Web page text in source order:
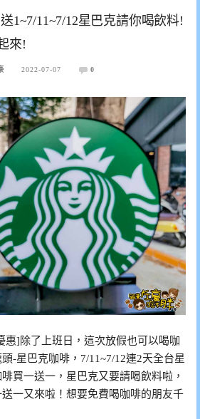
1~7/11~7/12星巴克請你喝飲料!
來!
2022-07-07 0
惠]除了上班日，這次放假也可以喝咖
-星巴克咖啡，7/11~7/12連2天全台星
買一送一，星巴克又要請喝飲料啦，
一又來啦！想要免費喝咖啡的朋友千